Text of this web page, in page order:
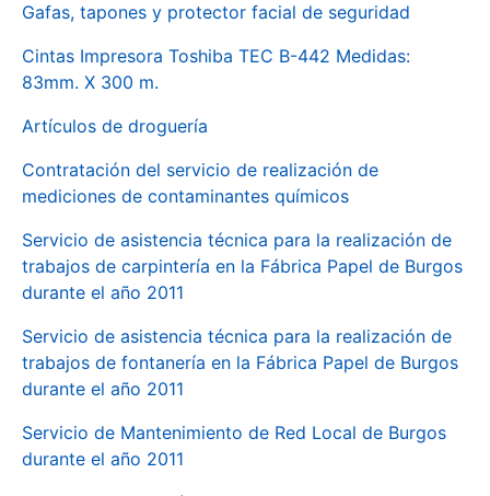
Gafas, tapones y protector facial de seguridad
Cintas Impresora Toshiba TEC B-442 Medidas:
83mm. X 300 m.
Artículos de droguería
Contratación del servicio de realización de
mediciones de contaminantes químicos
Servicio de asistencia técnica para la realización de
trabajos de carpintería en la Fábrica Papel de Burgos
durante el año 2011
Servicio de asistencia técnica para la realización de
trabajos de fontanería en la Fábrica Papel de Burgos
durante el año 2011
Servicio de Mantenimiento de Red Local de Burgos
durante el año 2011